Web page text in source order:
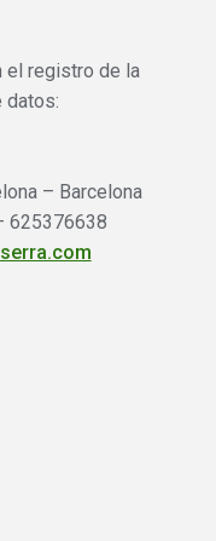
el registro de la
datos:
– Barcelona
625376638